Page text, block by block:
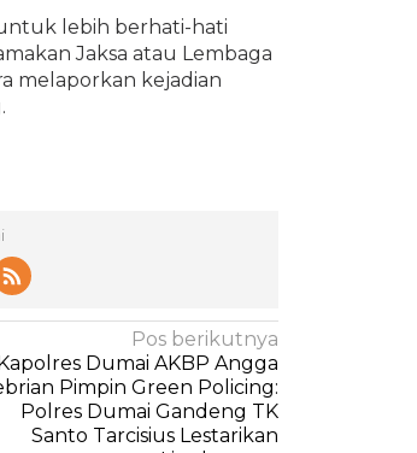
lebih berhati-hati
Jaksa atau Lembaga
melaporkan kejadian
Pos berikutnya
Dumai AKBP Angga
Pimpin Green Policing:
Polres Dumai Gandeng TK
Santo Tarcisius Lestarikan